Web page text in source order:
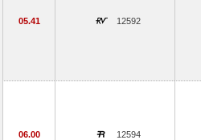
05.41 12592
06.00 12594